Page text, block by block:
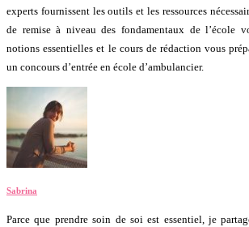
experts fournissent les outils et les ressources
de remise à niveau des fondamentaux de l’école
notions essentielles et le cours de rédaction vous
un concours d’entrée en école d’ambulancier.
Sabrina
Parce que prendre soin de soi est essentiel, je